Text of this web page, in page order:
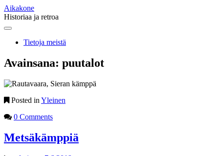
Aikakone
Historiaa ja retroa
Main
Skip
contentTietoja meistä
Avainsana: puutalot
Posted in Yleinen
0 Comments
Metsäkämppiä